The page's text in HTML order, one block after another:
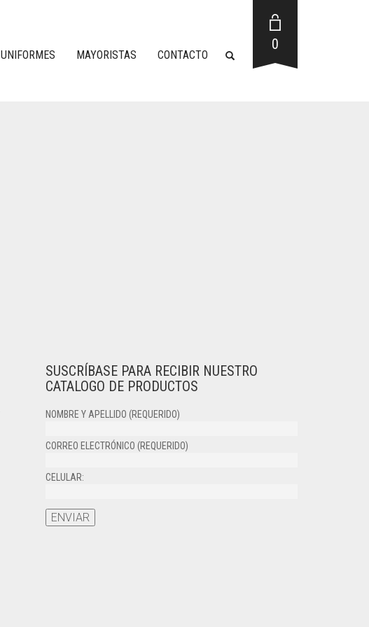
UNIFORMES MAYORISTAS CONTACTO
0
SUSCRÍBASE PARA RECIBIR NUESTRO
CATALOGO DE PRODUCTOS
NOMBRE Y APELLIDO (REQUERIDO)
CORREO ELECTRÓNICO (REQUERIDO)
CELULAR: